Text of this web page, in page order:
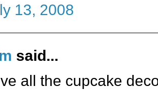
13, 2008
said...
all the cupcake